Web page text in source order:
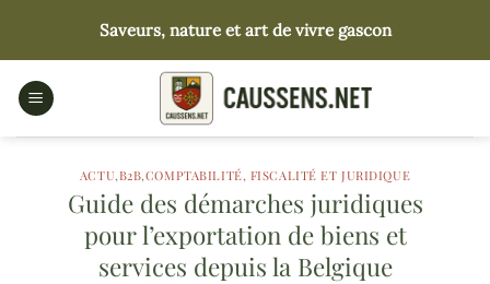
contenu
Saveurs, nature et art de vivre gascon
ACTU,B2B,COMPTABILITÉ, FISCALITÉ ET JURIDIQUE
Guide des démarches juridiques
pour l’exportation de biens et
services depuis la Belgique